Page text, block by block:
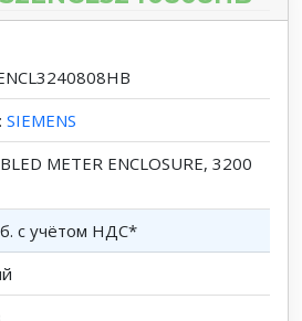
: SIEMENS
METER ENCLOSURE, 3200
с учётом НДС*